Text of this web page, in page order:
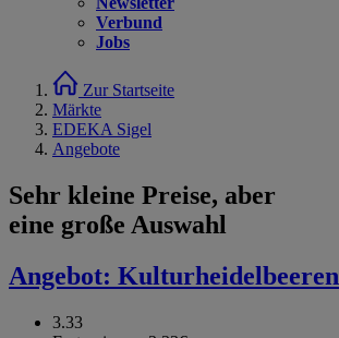
Verbund
Jobs
Zur Startseite
Märkte
EDEKA Sigel
Angebote
Sehr kleine Preise, aber
eine große Auswahl
Angebot: Kulturheidelbeeren
3.33